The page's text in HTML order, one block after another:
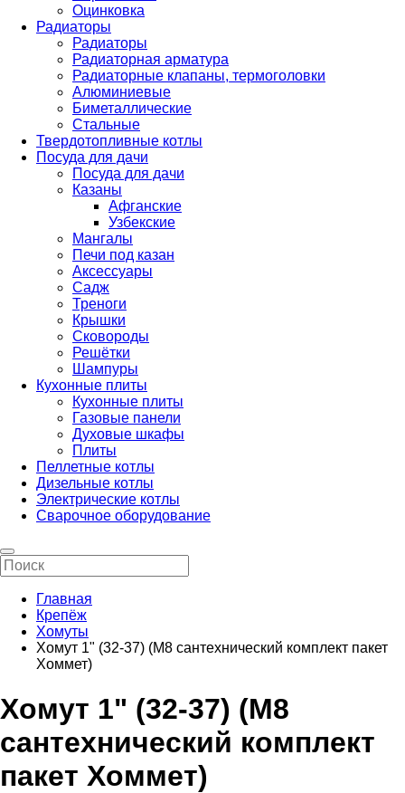
Оцинковка
Радиаторы
Радиаторы
Радиаторная арматура
Радиаторные клапаны, термоголовки
Алюминиевые
Биметаллические
Стальные
Твердотопливные котлы
Посуда для дачи
Посуда для дачи
Казаны
Афганские
Узбекские
Мангалы
Печи под казан
Аксессуары
Садж
Треноги
Крышки
Сковороды
Решётки
Шампуры
Кухонные плиты
Кухонные плиты
Газовые панели
Духовые шкафы
Плиты
Пеллетные котлы
Дизельные котлы
Электрические котлы
Сварочное оборудование
Главная
Крепёж
Хомуты
Хомут 1" (32-37) (М8 сантехнический комплект пакет
Хоммет)
Хомут 1" (32-37) (М8
сантехнический комплект
пакет Хоммет)